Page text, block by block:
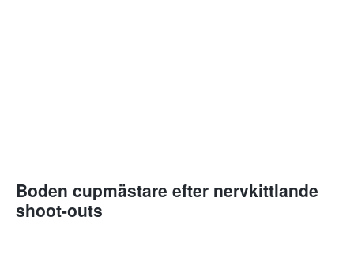
Boden cupmästare efter nervkittlande
shoot-outs